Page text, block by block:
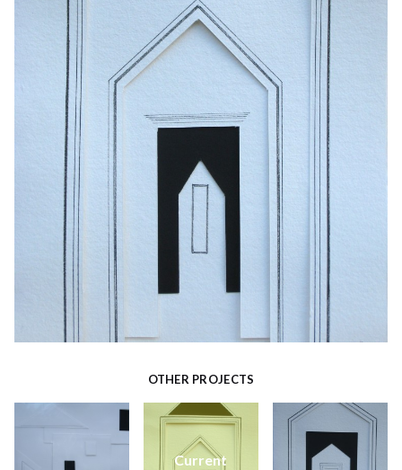
OTHER PROJECTS
Current